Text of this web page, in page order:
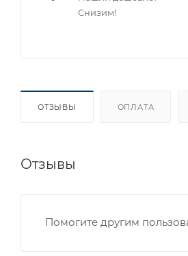
Снизим!
ОТЗЫВЫ ОПЛАТА
Отзывы
Помогите другим